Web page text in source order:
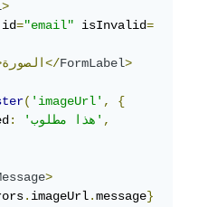
>
id="email" isInvalid=
>الصورة</FormLabel>
('imageUrl',
{
: 'هذا مطلوب',
>
.imageUrl.message}